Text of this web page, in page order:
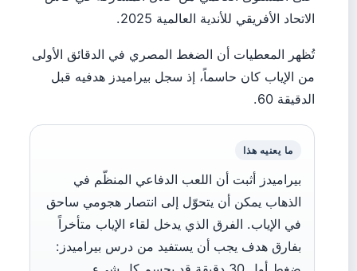
الاتحاد الأفريقي للأندية العالمية 2025.
تُظهر المعطيات أن الضغط المصري في الدقائق الأولى
من الإياب كان حاسماً، إذ سجل بيراميدز هدفيه قبل
الدقيقة 60.
ما يعنيه هذا
بيراميدز أثبت أن اللعب الدفاعي المنظّم في
الذهاب يمكن أن يتحوّل إلى انتصار هجومي ساحق
في الإياب. الفرق الذي يدخل لقاء الإياب متأخراً
بفارق هدف يجب أن يستفيد من درس بيراميدز: